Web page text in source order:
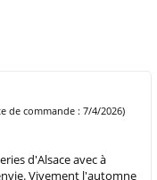
de commande : 7/4/2026)
d'Alsace avec à
Vivement l'automne